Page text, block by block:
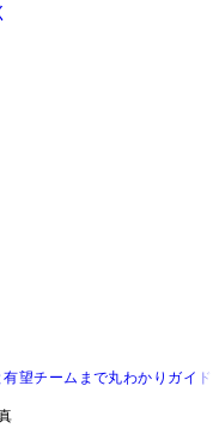
望チームまで丸わかりガイド